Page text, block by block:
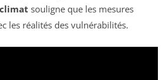
souligne que les mesures
les réalités des vulnérabilités.